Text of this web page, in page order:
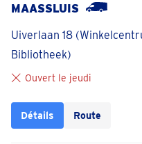
MAASSLUIS
Uiverlaan 18
Bibliotheek)
Ouvert le jeudi
Détails Route